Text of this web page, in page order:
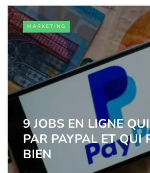
MARKETING
9 JOBS EN LIGNE
PAR PAYPAL ET QUI
BIEN